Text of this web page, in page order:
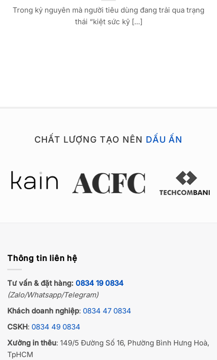
Trong kỷ nguyên mà người tiêu dùng đang trải qua trạng
thái “kiệt sức kỹ [...]
CHẤT LƯỢNG TẠO NÊN DẤU ẤN
Thông tin liên hệ
Tư vấn & đặt hàng: 0834 19 0834
(Zalo/Whatsapp/Telegram)
Khách doanh nghiệp: 0834 47 0834
CSKH: 0834 49 0834
Xưởng in thêu: 149/5 Đường Số 16, Phường Bình Hưng Hoà,
TpHCM